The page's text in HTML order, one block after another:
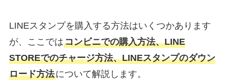
LINEスタンプを購入する方法はいくつかあります
が、ここではコンビニでの購入方法、LINE
STOREでのチャージ方法、LINEスタンプのダウン
ロード方法について解説します。